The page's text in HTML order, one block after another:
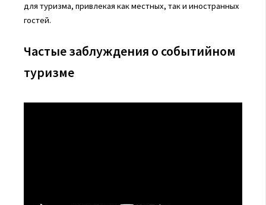
для туризма, привлекая как местных, так и иностранных
гостей.
Частые заблуждения о событийном
туризме